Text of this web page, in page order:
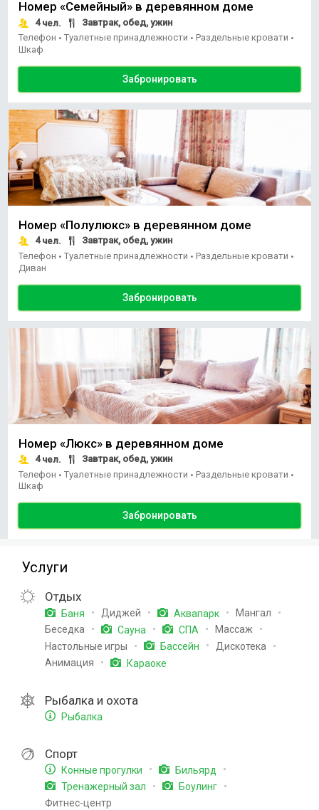
Номер «Семейный» в деревянном доме
4чел.
Завтрак, обед, ужин
Телефон • Туалетные принадлежности • Раздельные кровати •
Шкаф
Забронировать
Номер «Полулюкс» в деревянном доме
4чел.
Завтрак, обед, ужин
Телефон • Туалетные принадлежности • Раздельные кровати •
Диван
Забронировать
Номер «Люкс» в деревянном доме
4чел.
Завтрак, обед, ужин
Телефон • Туалетные принадлежности • Раздельные кровати •
Шкаф
Забронировать
Услуги
Отдых
Баня Диджей Аквапарк
Мангал
Беседка
Сауна СПА
Массаж
Настольные игры
Бассейн
Дискотека
Анимация
Караоке
Рыбалка и охота
Рыбалка
Спорт
Конные прогулки
Бильярд
Тренажерный зал
Боулинг
Фитнес-центр